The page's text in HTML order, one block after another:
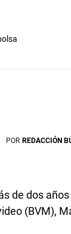
POR REDACCIÓN
de dos
(BVM),